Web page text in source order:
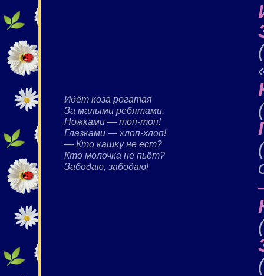
Идёт коза рогатая
За малыми ребятами.
Ножками — топ-топ!
Глазками — хлоп-хлоп!
— Кто кашку не ест?
Кто молочка не пьёт?
Забодаю, забодаю!